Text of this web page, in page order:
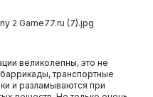
великолепны, это не
транспортные
и разламываются при